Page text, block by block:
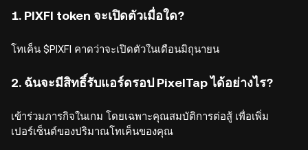
1. PIXFI token จะเปิดตัวเมื่อใด?
โทเค็น $PIXFI คาดว่าจะเปิดตัวในเดือนมิถุนายน
2. ฉันจะมีสิทธิ์รับแอร์ดรอป PixelTap ได้อย่างไร?
เข้าร่วมภารกิจในเกม โดยเฉพาะคุณสมบัติการต่อสู้ เพื่อเพิ่ม
เปอร์เซ็นต์ของปริมาณโทเค็นของคุณ